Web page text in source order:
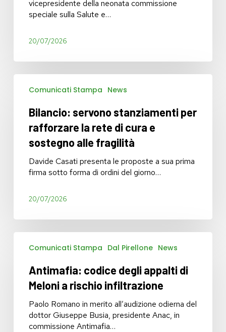
soluzioni
concrete
vicepresidente della neonata commissione
speciale sulla Salute e…
20/07/2026
servono
rafforzare
Comunicati Stampa News
Bilancio: servono stanziamenti per
rafforzare la rete di cura e
sostegno alle fragilità
Davide Casati presenta le proposte a sua prima
firma sotto forma di ordini del giorno…
20/07/2026
codice
appalti
Meloni
rischio
infiltrazione
Comunicati Stampa Dal Pirellone News
Antimafia: codice degli appalti di
Meloni a rischio infiltrazione
Paolo Romano in merito all’audizione odierna del
dottor Giuseppe Busia, presidente Anac, in
commissione Antimafia…